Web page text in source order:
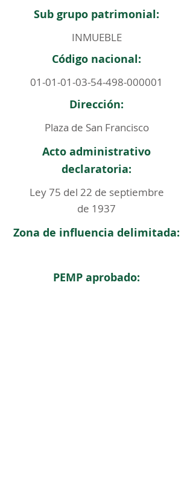
Sub grupo patrimonial:
INMUEBLE
Código nacional:
01-01-01-03-54-498-000001
Dirección:
Plaza de San Francisco
Acto administrativo
declaratoria:
Ley 75 del 22 de septiembre
de 1937
Zona de influencia delimitada:
PEMP aprobado: